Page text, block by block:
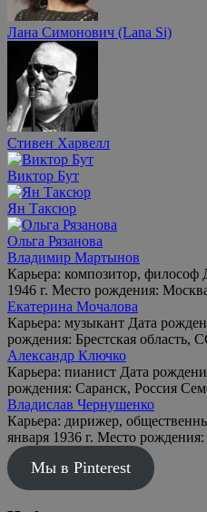
Лана Симонович (Lana Si)
Стивен Харвелл
Виктор Бут
Ян Таксюр
Ольга Рязанова
Владимир Мартынов
Карьера: композитор, философ
1946 г. Место рождения:
Екатерина Мочалова
Карьера: музыкант Дата
рождения: Брестская область,
Александр Ключко
Карьера: пианист Дата
рождения: Саранск, Россия
Владислав Чернушенко
Карьера: дирижер,
января 1936 г. Место
Мы в Pinterest